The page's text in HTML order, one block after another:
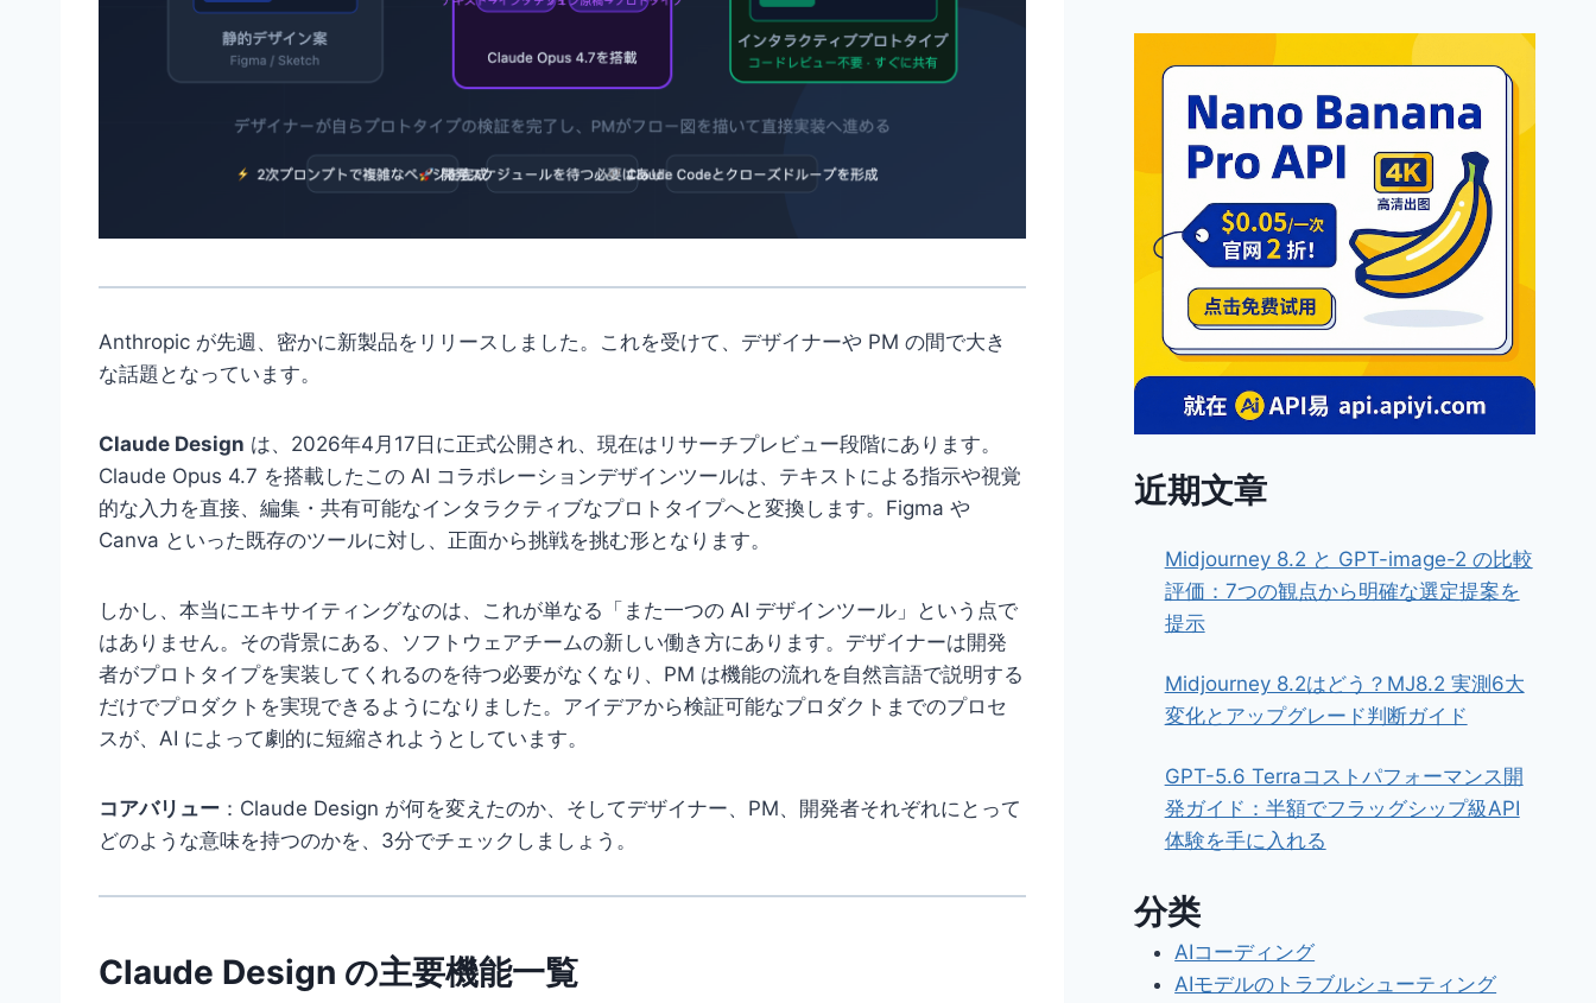
Anthropic が先週、密かに新製品をリリースしました。これを受けて、デザイナーや PM の間で大き
な話題となっています。
Claude Design は、2026年4月17日に正式公開され、現在はリサーチプレビュー段階にあります。
Claude Opus 4.7 を搭載したこの AI コラボレーションデザインツールは、テキストによる指示や視覚
的な入力を直接、編集・共有可能なインタラクティブなプロトタイプへと変換します。Figma や
Canva といった既存のツールに対し、正面から挑戦を挑む形となります。
しかし、本当にエキサイティングなのは、これが単なる「また一つの AI デザインツール」という点で
はありません。その背景にある、ソフトウェアチームの新しい働き方にあります。デザイナーは開発
者がプロトタイプを実装してくれるのを待つ必要がなくなり、PM は機能の流れを自然言語で説明する
だけでプロダクトを実現できるようになりました。アイデアから検証可能なプロダクトまでのプロセ
スが、AI によって劇的に短縮されようとしています。
コアバリュー ：Claude Design が何を変えたのか、そしてデザイナー、PM、開発者それぞれにとって
どのような意味を持つのかを、3分でチェックしましょう。
Claude Design の主要機能一覧
近期文章
Midjourney 8.2 と GPT-image-2 の比較
評価：7つの観点から明確な選定提案を
提示
Midjourney 8.2はどう？MJ8.2 実測6大
変化とアップグレード判断ガイド
GPT-5.6 Terraコストパフォーマンス開
発ガイド：半額でフラッグシップ級API
体験を手に入れる
分类
AIコーディング
AIモデルのトラブルシューティング